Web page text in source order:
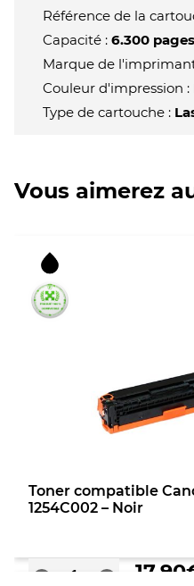
Référence de la
Capacité : 6.300 pages
Marque de
Couleur d'impression :
Type de cartouche :
Vous aimerez
Toner compatible
1254C002 – Noir
17,90